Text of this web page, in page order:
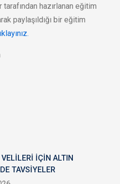
hazırlanan eğitim
paylaşıldığı bir eğitim
İÇİN ALTIN
TAVSİYELER